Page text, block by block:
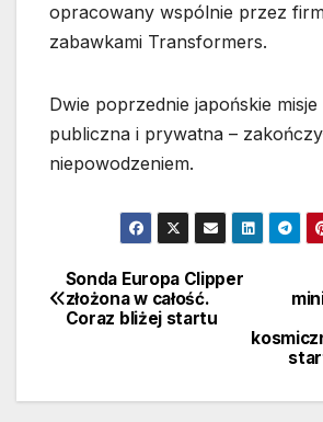
opracowany wspólnie przez
zabawkami Transformers.
Dwie poprzednie japońskie
publiczna i prywatna –
niepowodzeniem.
Nawigacja
wpisu
Sonda Europa Clipper
złożona w całość.
Coraz bliżej startu